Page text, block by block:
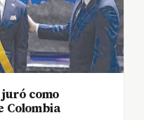
como
Colombia